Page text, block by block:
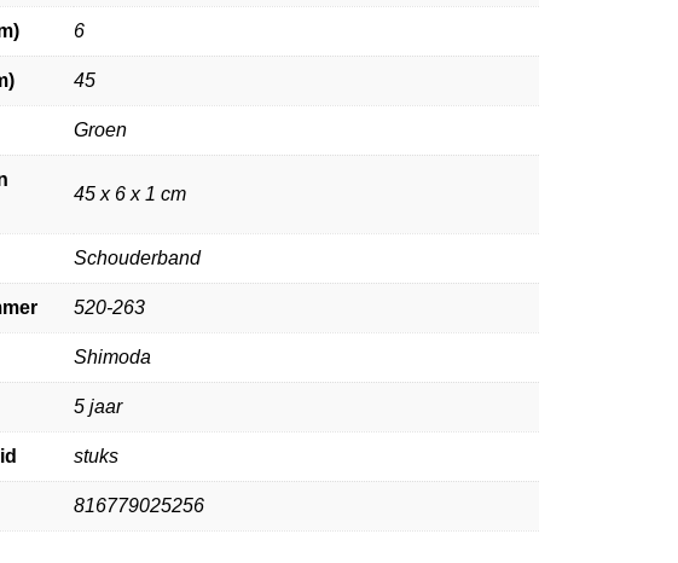
6
45
Groen
45 x 6 x 1 cm
Schouderband
520-263
Shimoda
5 jaar
stuks
816779025256